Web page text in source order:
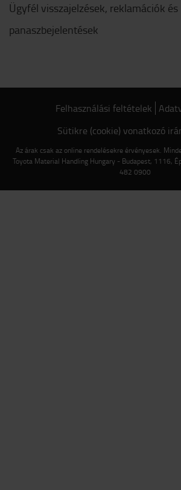
Ügyfél visszajelzések, reklamációk és
panaszbejelentések
Felhasználási feltételek
Sütikre (cookie) vonatkozó
Az árak csak az online rendelésekre érvényesek.
Toyota Material Handling Hungary - Budapest, 1116,
482 0900